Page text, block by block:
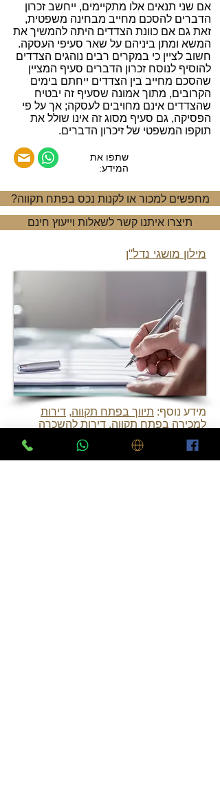
אם שני תנאים אלו מתקיימים, ייחשב זכרון
הדברים להסכם מחייב מבחינה משפטית,
זאת גם אם כוונת הצדדים היתה להמשיך את
המשא ומתן ביניהם על שאר סעיפי העסקה.
חשוב לציין כי במקרים רבים נוהגים הצדדים
להוסיף לנוסח זכרון הדברים סעיף המציין
שהסכם מחייב בין הצדדים ייחתם בימים
הקרובים, מתוך אמונה שסעיף זה יבטיח
שהצדדים אינם מחויבים לעסקה; אך על פי
הפסיקה, גם סעיף מסוג זה אינו שולל את
תוקפו המשפטי של זיכרון הדברים.
שתפו את
המידע:
?מחפשים למכור או לקנות נכס בפתח תקווה
תיצרו איתנו קשר לשאלות וייעוץ חינם
מילון מושגי נדל"ן
מידע נוסף: תיווך בפתח תקווה, דירות
למכירה בפתח תקווה, דירות להשכרה
בפתח תקווה
יצירת קשר